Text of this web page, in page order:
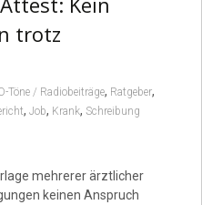
trotz
Töne / Radiobeiträge, Ratgeber,
, Job, Krank, Schreibung
mehrerer ärztlicher
keinen Anspruch